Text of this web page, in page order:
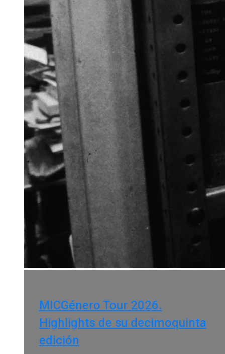
MICGénero Tour 2026.
Highlights de su decimoquinta
edición